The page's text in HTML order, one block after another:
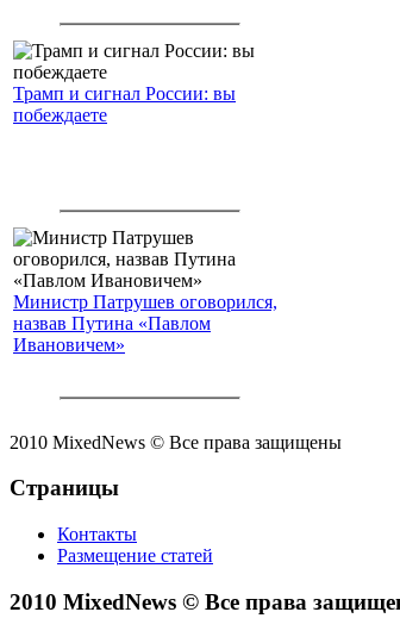
Трамп и сигнал России: вы
побеждаете
Министр Патрушев оговорился,
назвав Путина «Павлом
Ивановичем»
2010 MixedNews © Все права защищены
Страницы
Контакты
Размещение статей
2010 MixedNews © Все права